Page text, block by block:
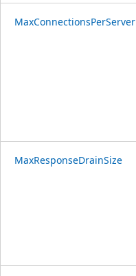
MaxConnectionsPerServer
MaxResponseDrainSize